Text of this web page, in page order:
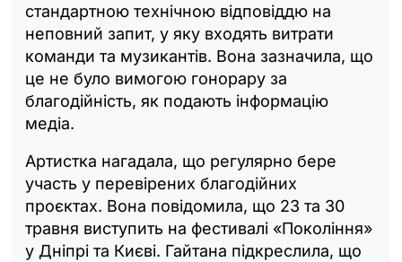
стандартною технічною відповіддю на
неповний запит, у яку входять витрати
команди та музикантів. Вона зазначила, що
це не було вимогою гонорару за
благодійність, як подають інформацію
медіа.
Артистка нагадала, що регулярно бере
участь у перевірених благодійних
проєктах. Вона повідомила, що 23 та 30
травня виступить на фестивалі «Покоління»
у Дніпрі та Києві. Гайтана підкреслила, що